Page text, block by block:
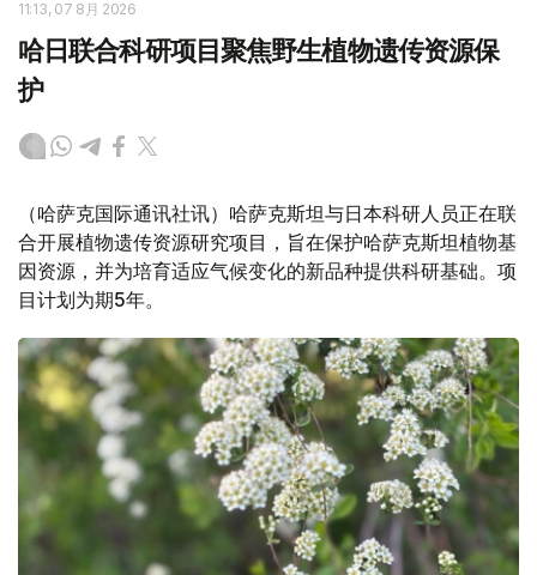
11:13, 07 8月 2026
哈日联合科研项目聚焦野生植物遗传资源保
护
（哈萨克国际通讯社讯）哈萨克斯坦与日本科研人员正在联
合开展植物遗传资源研究项目，旨在保护哈萨克斯坦植物基
因资源，并为培育适应气候变化的新品种提供科研基础。项
目计划为期5年。